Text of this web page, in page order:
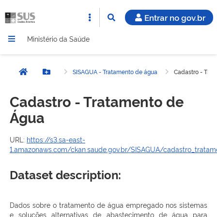
Entrar no gov.br
Ministério da Saúde
Página inicial
Botão MenuSISAGUA - Tratamento de água Cadastro -
Cadastro - Tratamento de
Água
URL: https://s3.sa-east-
1.amazonaws.com/ckan.saude.gov.br/SISAGUA/
Dataset description:
Dados sobre o tratamento de água empregado nos sistemas
e soluções alternativas de abastecimento de água para